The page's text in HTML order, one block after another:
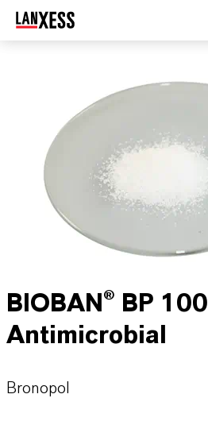
BIOBAN® BP 100
Antimicrobial
Bronopol